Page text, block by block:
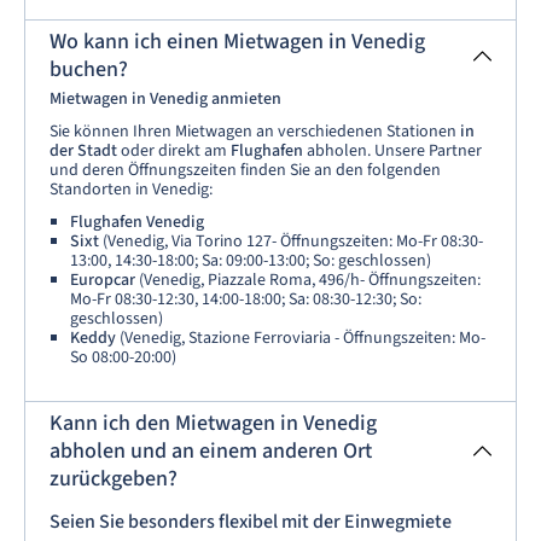
Wo kann ich einen Mietwagen in Venedig
buchen?
Mietwagen in Venedig anmieten
Sie können Ihren Mietwagen an verschiedenen Stationen in
der Stadtoder direkt am Flughafen abholen. Unsere Partner
und deren Öffnungszeiten finden Sie an den folgenden
Standorten in Venedig:
Flughafen Venedig
Sixt (Venedig, Via Torino 127- Öffnungszeiten: Mo-Fr 08:30-
13:00, 14:30-18:00; Sa: 09:00-13:00; So: geschlossen)
Europcar (Venedig, Piazzale Roma, 496/h- Öffnungszeiten:
Mo-Fr 08:30-12:30, 14:00-18:00; Sa: 08:30-12:30; So:
geschlossen)
Keddy (Venedig, Stazione Ferroviaria - Öffnungszeiten: Mo-
So 08:00-20:00)
Kann ich den Mietwagen in Venedig
abholen und an einem anderen Ort
zurückgeben?
Seien Sie besonders flexibel mit der Einwegmiete